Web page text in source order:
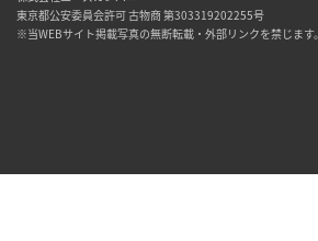
東京都公安委員会許可 古物商 第303319202255号
※当WEBサイト掲載写真の無断転載・外部リンクを禁じます。